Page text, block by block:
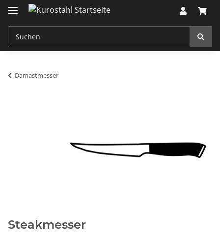
Damastmesser
Steakmesser